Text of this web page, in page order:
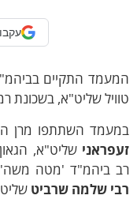
עקבו
התקיים
שליט"א, בשכונת
השתתפו מרן
שליט"א, הגאון
ביהמ"ד 'מטה משה'
שלמה שרביטשליט"א,